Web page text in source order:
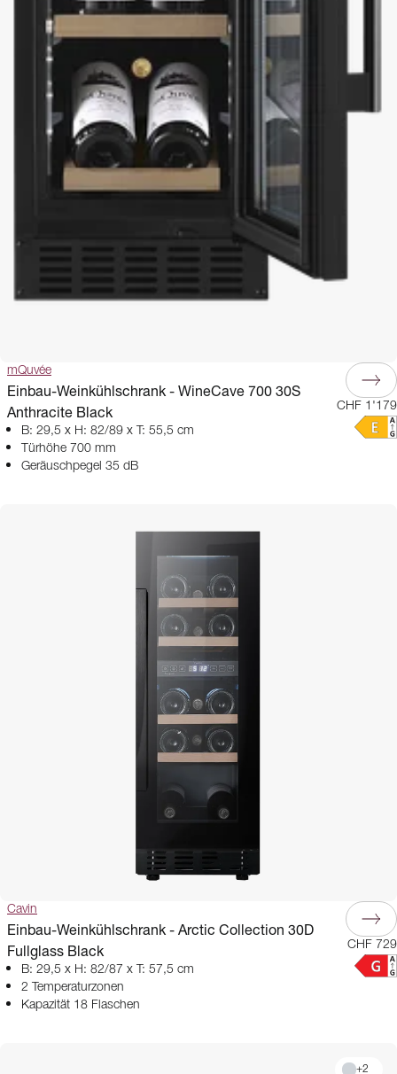
mQuvée
Einbau-Weinkühlschrank - WineCave 700 30S
Anthracite Black
B: 29,5 x H: 82/89 x T: 55,5 cm
Türhöhe 700 mm
Geräuschpegel 35 dB
CHF 1'179
Cavin
Einbau-Weinkühlschrank - Arctic Collection 30D
Fullglass Black
B: 29,5 x H: 82/87 x T: 57,5 cm
2 Temperaturzonen
Kapazität 18 Flaschen
CHF 729
+2